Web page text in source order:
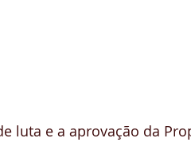
luta e a aprovação da